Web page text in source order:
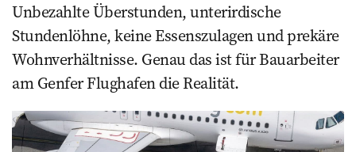
Unbezahlte Überstunden, unterirdi­sche
Stundenlöhne, keine Essens­zulagen und prekäre
Wohnverhältnisse. Genau das ist für Bauarbeiter
am Genfer Flughafen die Realität.